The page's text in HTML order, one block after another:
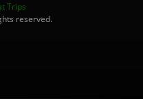
Trips
reserved.